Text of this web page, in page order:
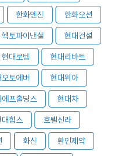
한화엔진 한화오션
헥토파이낸셜 현대건설
현대로템 현대리바트
토에버 현대위아
프홀딩스 현대차
대힘스 호텔신라
화신 환인제약